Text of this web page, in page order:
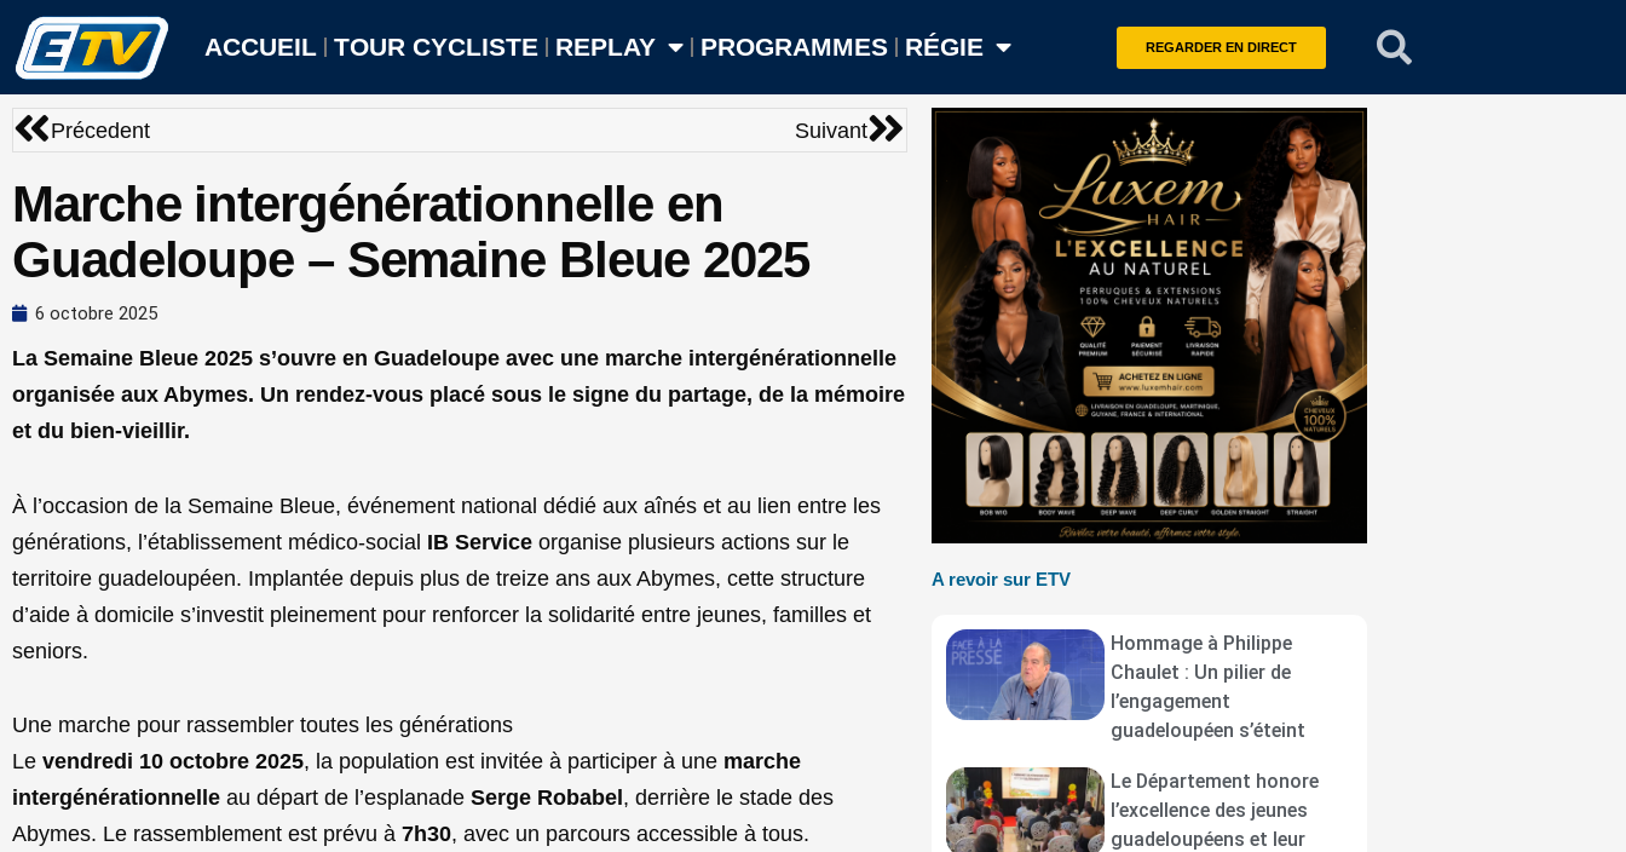
Aller
contenu
ACCUEIL TOUR CYCLISTE REPLAY PROGRAMMES RÉGIE REGARDER EN DIRECT
Précédent
Précedent SuivantSuivant
Marche intergénérationnelle en
Guadeloupe – Semaine Bleue 2025
6 octobre 2025
La Semaine Bleue 2025 s’ouvre en Guadeloupe avec une marche intergénérationnelle
organisée aux Abymes. Un rendez-vous placé sous le signe du partage, de la mémoire
et du bien-vieillir.
À l’occasion de la Semaine Bleue, événement national dédié aux aînés et au lien entre les
générations, l’établissement médico-social IB Service organise plusieurs actions sur le
territoire guadeloupéen. Implantée depuis plus de treize ans aux Abymes, cette structure
d’aide à domicile s’investit pleinement pour renforcer la solidarité entre jeunes, familles et
seniors.
Une marche pour rassembler toutes les générations
Le vendredi 10 octobre 2025, la population est invitée à participer à une marche
intergénérationnelle au départ de l’esplanade Serge Robabel , derrière le stade des
Abymes. Le rassemblement est prévu à 7h30, avec un parcours accessible à tous.
A revoir sur ETV
Hommage à Philippe
Chaulet : Un pilier de
l’engagement
guadeloupéen s’éteint
Le Département honore
l’excellence des jeunes
guadeloupéens et leur